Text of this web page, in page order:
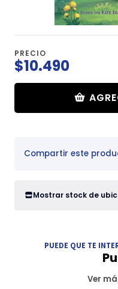
PRECIO
$10.490
Compartir este
Mostrar stock de
PUEDE QUE TE
Ver